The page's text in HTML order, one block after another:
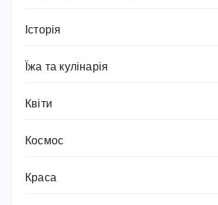
Історія
Їжа та кулінарія
Квіти
Космос
Краса